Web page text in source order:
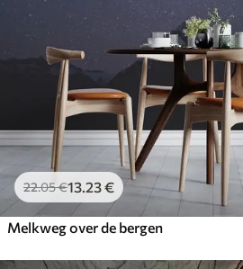
22.05€13 .23€
Melkweg over de bergen